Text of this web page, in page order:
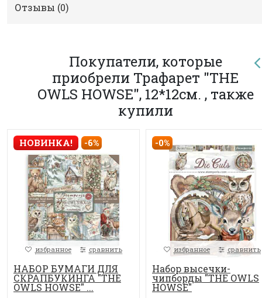
Отзывы (0)
Покупатели, которые
приобрели Трафарет "THE
OWLS HOWSE", 12*12см. , также
купили
НОВИНКА! -6%
избранное сравнить
НАБОР БУМАГИ ДЛЯ
СКРАПБУКИНГА "THE
OWLS HOWSE" ...
-0%
избранное сравнить
Набор высечки-
чипборды "THE OWLS
HOWSE"